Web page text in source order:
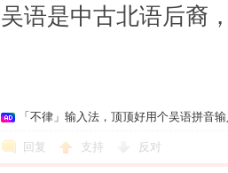
吴语是中古北语后裔
「不律」输入法，顶顶好用个吴语拼音
回复 支持 反对